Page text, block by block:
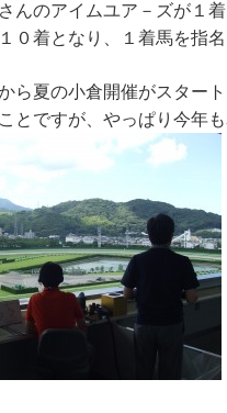
んのアイムユア－ズが１
０着となり、１着馬を指
ら夏の小倉開催がスター
とですが、やっぱり今年